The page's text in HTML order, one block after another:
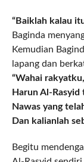
“Baiklah kalau
Baginda
Kemudian
lapang dan
“Wahai
Harun Al-Rasyid
Nawas yang
Dan kalianlah
Begitu